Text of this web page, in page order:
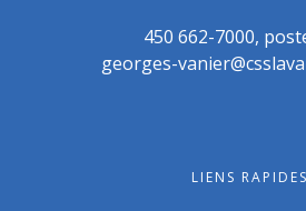
450 662-7000,
georges-
LIENS RAPIDES